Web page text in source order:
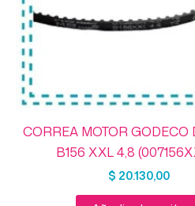
CORREA MOTOR GODECO
B156 XXL 4,8
$ 20.130,00